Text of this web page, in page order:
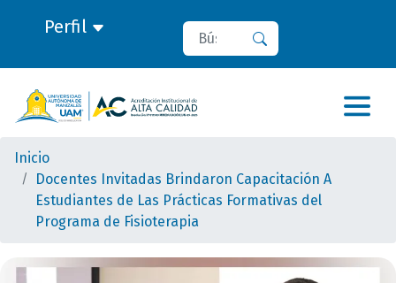
Perfil Buscar
Inicio
Docentes Invitadas Brindaron Capacitación A
Estudiantes de Las Prácticas Formativas del
Programa de Fisioterapia